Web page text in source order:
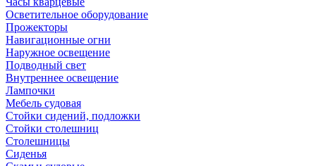
Осветительное оборудование
Прожекторы
Навигационные огни
Наружное освещение
Подводный свет
Внутреннее освещение
Лампочки
Мебель судовая
Стойки сидений, подложки
Стойки столешниц
Столешницы
Сиденья